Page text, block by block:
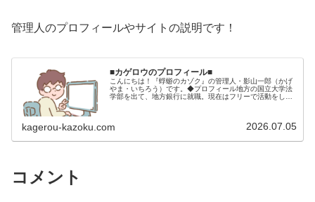
管理人のプロフィールやサイトの説明です！
■カゲロウのプロフィール■
こんにちは！『蜉蝣のカゾク』の管理人・影山一郎（かげ
やま・いちろう）です。◆プロフィール地方の国立大学法
学部を出て、地方銀行に就職。現在はフリーで活動をして
kagerou-kazoku.com 2026.07.05
コメント